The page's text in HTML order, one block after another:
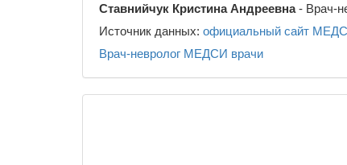
Ставнийчук Кристина Андреевна- Врач-
Источник данных: официальный сайт
Врач-невролог МЕДСИ врачи